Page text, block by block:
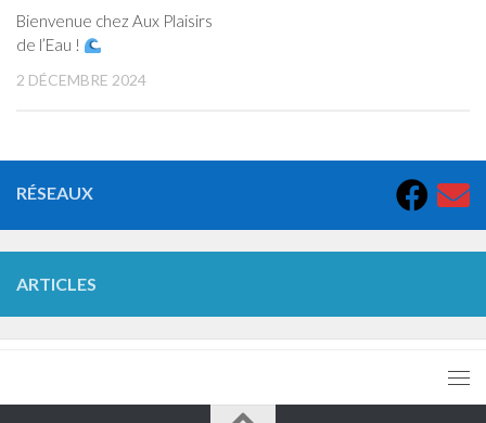
Bienvenue chez Aux Plaisirs
de l’Eau !
2 DÉCEMBRE 2024
RÉSEAUX
ARTICLES